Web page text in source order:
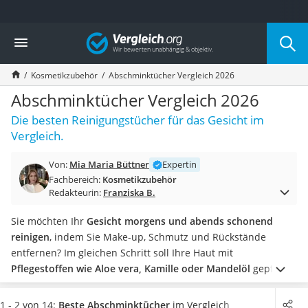
Die beliebtesten Vergleiche nach Kategorie
Drogerie
Inhalator
Haarschneider
Rollator
Braun Rasierer
Katzenklappe (Chip)
Rasierer
Massagepistole
Epilierer
Eiweißpulver
Magnesiumpräparat
Katzenklappe
Nackenmassagegerät
Zeckenschutz Katze
leichter Haartrockner
Vergleich
Kosmetikzubehör Abschminktücher Vergleich 2026
Abschminktücher Vergleich 2026
Die besten Reinigungstücher für das Gesicht im
Vergleich.
Von: Mia Maria Büttner
Expertin
Fachbereich: Kosmetikzubehör
Redakteurin: Franziska B.
Sie möchten Ihr Gesicht morgens und abends schonend
reinigen, indem Sie Make-up, Schmutz und Rückstände
entfernen? Im gleichen Schritt soll Ihre Haut mit
Pflegestoffen wie Aloe vera, Kamille oder Mandelöl gepflegt
werden? Dann wählen Sie jetzt nicht nur zum Test ein
Reinigungstuch für Ihr Gesicht aus unserer Vergleichstabelle.
1 - 2 von 14: Beste Abschminktücher im Vergleich